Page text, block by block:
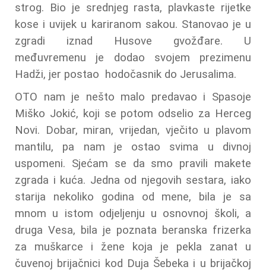
strog. Bio je srednjeg rasta, plavkaste rijetke
kose i uvijek u kariranom sakou. Stanovao je u
zgradi iznad Husove gvožđare. U
međuvremenu je dodao svojem prezimenu
Hadži, jer postao hodočasnik do Jerusalima.
OTO nam je nešto malo predavao i Spasoje
Miško Jokić, koji se potom odselio za Herceg
Novi. Dobar, miran, vrijedan, vječito u plavom
mantilu, pa nam je ostao svima u divnoj
uspomeni. Sjećam se da smo pravili makete
zgrada i kuća. Jedna od njegovih sestara, iako
starija nekoliko godina od mene, bila je sa
mnom u istom odjeljenju u osnovnoj školi, a
druga Vesa, bila je poznata beranska frizerka
za muškarce i žene koja je pekla zanat u
čuvenoj brijačnici kod Duja Šebeka i u brijačkoj